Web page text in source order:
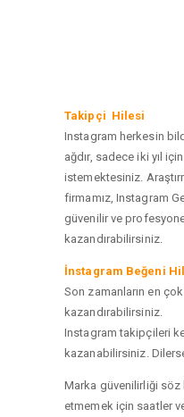
Takipçi Hilesi
Instagram herkesin
ağdır, sadece iki yıl
istemektesiniz.
firmamız, Instagram
güvenilir ve
kazandırabilirsiniz.
İnstagram Beğeni
Son zamanların en
kazandırabilirsiniz.
Instagram takipçileri
kazanabilirsiniz.
Marka güvenilirliği söz
etmemek için saatler